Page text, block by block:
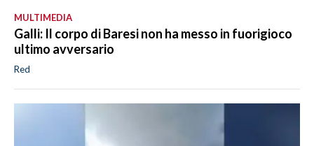
MULTIMEDIA
Galli: Il corpo di Baresi non ha messo in fuorigioco
ultimo avversario
Red